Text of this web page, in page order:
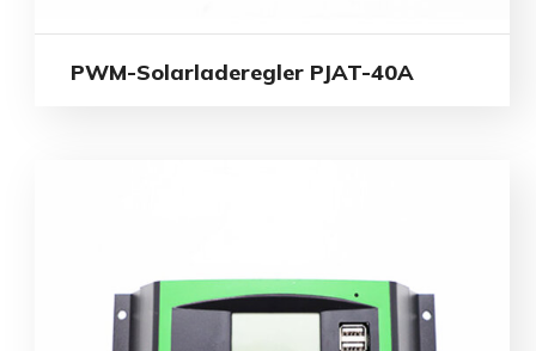
PWM-Solarladeregler PJAT-40A